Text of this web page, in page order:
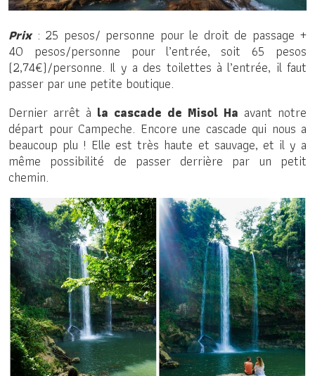
Prix: 25 pesos/ personne pour le droit de passage +
40 pesos/personne pour l’entrée, soit 65 pesos
(2,74€)/personne. Il y a des toilettes à l’entrée, il faut
passer par une petite boutique.
Dernier arrêt à la cascade de Misol Ha avant notre
départ pour Campeche. Encore une cascade qui nous a
beaucoup plu ! Elle est très haute et sauvage, et il y a
même possibilité de passer derrière par un petit
chemin.